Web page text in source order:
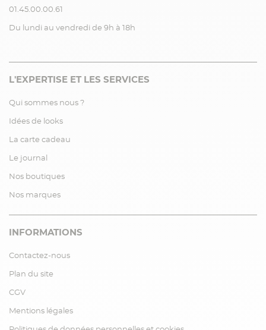
01.45.00.00.61
Du lundi au vendredi de 9h à 18h
L'EXPERTISE ET LES SERVICES
Qui sommes nous ?
Idées de looks
La carte cadeau
Le journal
Nos boutiques
Nos marques
INFORMATIONS
Contactez-nous
Plan du site
CGV
Mentions légales